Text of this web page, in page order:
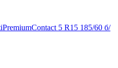
5 R15 185/60 б/